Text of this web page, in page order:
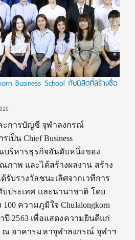
Business School กับนิสิตที่สร้างชื่อ
การบัญชี จุฬาลงกรณ์
ป็น Chief Business
บริหารธุรกิจอันดับหนึ่งของ
าพ และได้สร้างผลงาน สร้าง
รับรางวัลชนะเลิศจากเวทีการ
ประเทศ และนานาชาติ โดย
ความภูมิใจ Chulalongkorn
ำปี 2563 เพื่อแสดงความยินดีแก่
ณ อาคารมหาจุฬาลงกรณ์ จุฬาฯ